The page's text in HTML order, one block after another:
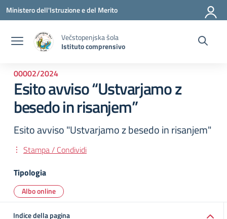
Vai ai contenuti
Vai al menu di navigazione
Vai al footer
Ministero dell'Istruzione e del Merito
Večstopenjska šola
Istituto comprensivo
00002/2024
Esito avviso “Ustvarjamo z
besedo in risanjem”
Esito avviso "Ustvarjamo z besedo in risanjem"
Stampa / Condividi
Tipologia
Albo online
Indice della pagina